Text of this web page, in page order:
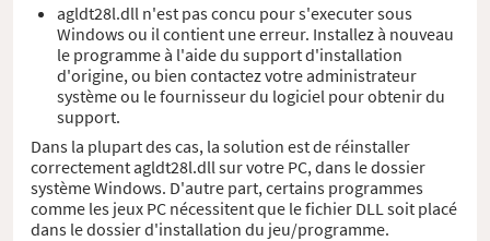
agldt28l.dll n'est pas concu pour s'executer sous
Windows ou il contient une erreur. Installez à nouveau
le programme à l'aide du support d'installation
d'origine, ou bien contactez votre administrateur
système ou le fournisseur du logiciel pour obtenir du
support.
Dans la plupart des cas, la solution est de réinstaller
correctement agldt28l.dll sur votre PC, dans le dossier
système Windows. D'autre part, certains programmes
comme les jeux PC nécessitent que le fichier DLL soit placé
dans le dossier d'installation du jeu/programme.